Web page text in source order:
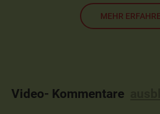
MEHR
Video- Kommentare